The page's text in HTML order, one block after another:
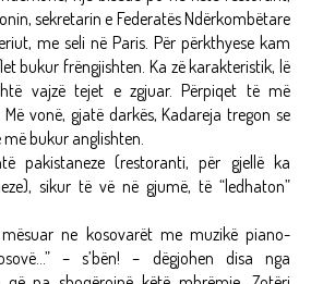
sekretarin e Federatës Ndërkombëtare
me seli në Paris. Për përkthyese kam
bukur frëngjishten. Ka zë karakteristik, lë
vajzë tejet e zgjuar. Përpiqet të më
vonë, gjatë darkës, Kadareja tregon se
bukur anglishten.
pakistaneze (restoranti, për gjellë ka
sikur të vë në gjumë, të “ledhaton”
ne kosovarët me muzikë piano-
– s’bën! – dëgjohen disa nga